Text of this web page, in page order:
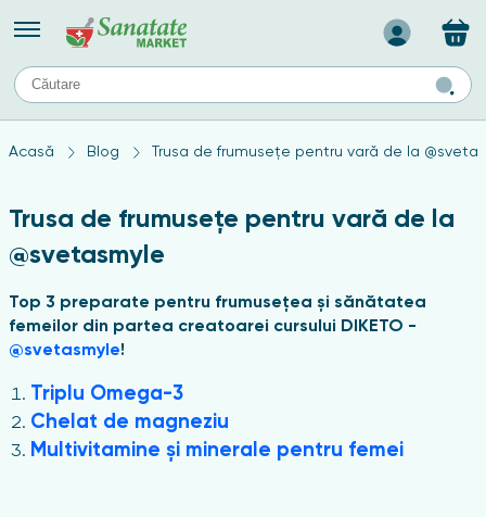
Назад
TIPURI DE TEN
Produse pentru ten mixt
Produse pentru ten gras
Produse pentru ten sensibil
articulațiilor
Acasă Blog Trusa de frumusețe pentru vară de la
Trusa de frumusețe pentru vară de la
@svetasmyle
Top 3 preparate pentru frumusețea și sănătatea
femeilor din partea creatoarei cursului DIKETO -
@svetasmyle!
Triplu Omega-3
Chelat de magneziu
Multivitamine și minerale pentru femei